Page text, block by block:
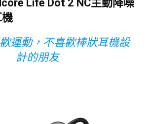
Life Dot 2 NC主動降噪
運動，不喜歡棒狀耳機設
計的朋友